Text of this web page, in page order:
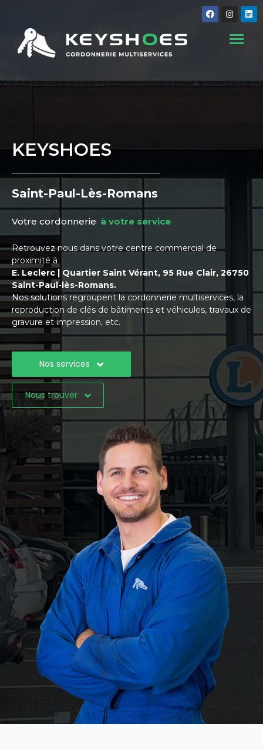
Accueil
KEYSHOES
Saint-Paul-Lès-Romans
Votre cordonnerie multiservices
Retrouvez nous dans votre centre commercial de
proximité à
E. Leclerc | Quartier Saint Vérant, 95 Rue Clair, 26750
Saint-Paul-lès-Romans.
Nos solutions regroupent la cordonnerie multiservices, la
reproduction de clés de bâtiments et véhicules, travaux de
gravure et impression, etc.
Nos services
Nous trouver